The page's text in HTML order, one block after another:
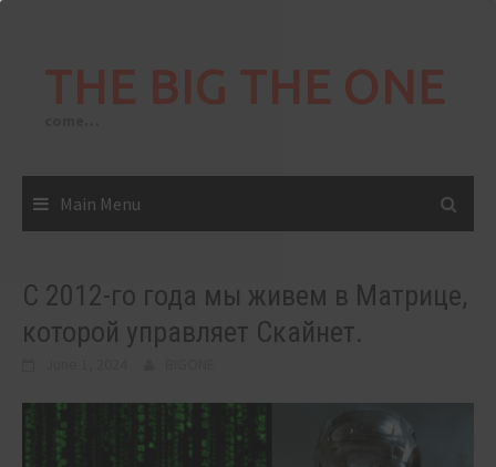
THE BIG THE ONE
Main Menu
С 2012-го года мы живем в Матрице,
которой управляет Скайнет.